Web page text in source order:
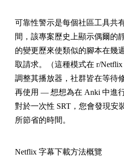
可靠性警示是每個社區工具共
間，該專案歷史上顯示偶爾的
的變更歷來使類似的腳本在幾
取請求。（這種模式在 r/
調整其播放器，社群皆在等待
再使用 — 想想為在 Anki 中進
對於一次性 SRT，您會發現安
所節省的時間。
Netflix 字幕下載方法概覽